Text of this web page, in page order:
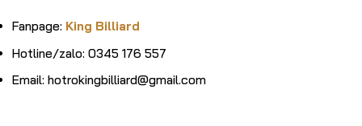
Fanpage: King Billiard
Hotline/zalo: 0345 176 557
Email: hotrokingbilliard@gmail.com